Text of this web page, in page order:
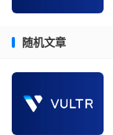
随机文章